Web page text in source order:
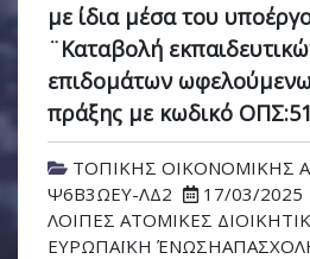
με ίδια μέσα του
¨Καταβολή
επιδομάτων
πράξης με κωδικό
ΤΟΠΙΚΗΣ ΟΙΚΟΝΟΜΙΚΗΣ
Ψ6Β3ΩΕΥ-ΛΔ2
17/03/2025
ΛΟΙΠΕΣ ΑΤΟΜΙΚΕΣ
ΕΥΡΩΠΑΪΚΗ